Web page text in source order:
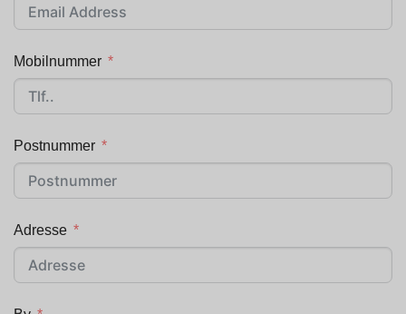
Mobilnummer
Postnummer
Adresse